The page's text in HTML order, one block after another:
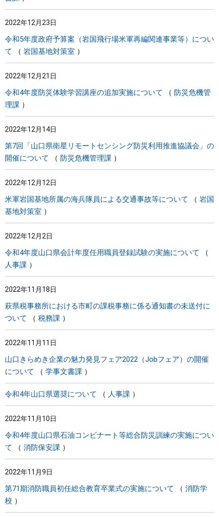
2022年12月23日
令和5年度政府予算案（岩国飛行場米軍再編関連事業等）につい
て
岩国基地対策室
2022年12月21日
令和4年度防災体験学習講座の追加実施について
防災危機管
理課
2022年12月14日
第7回「山口県衛星リモートセンシング防災利用推進協議会」の
開催について
防災危機管理課
2022年12月12日
米軍岩国基地所属の海兵隊員による交通事故等について
岩国
基地対策室
2022年12月2日
令和4年度山口県会計年度任用職員登録試験の実施について
人事課
2022年11月18日
萩県税事務所における市町の課税事務に係る通知書の未送付に
ついて
税務課
2022年11月11日
山口きらめき企業の魅力発見フェア2022（Jobフェア）の開催
について
学事文書課
令和4年山口県選奨について 人事課
2022年11月10日
令和4年度山口県石油コンビナート等総合防災訓練の実施につい
て
消防保安課
2022年11月9日
第71期消防職員初任総合教育卒業式の実施について
消防学
校